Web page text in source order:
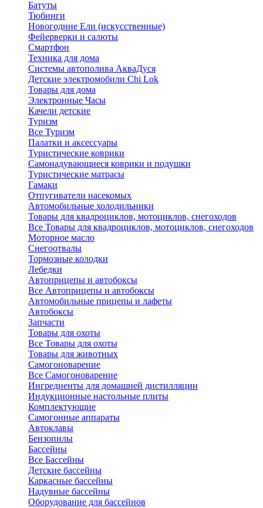
Батуты
Тюбинги
Новогодние Ели (искусственные)
Фейерверки и салюты
Смартфон
Техника для дома
Системы автополива АкваДуся
Детские электромобили Chi Lok
Товары для дома
Электронные Часы
Качели детские
Туризм
Все Туризм
Палатки и аксессуары
Туристические коврики
Самонадувающиеся коврики и подушки
Туристические матрасы
Гамаки
Отпугиватели насекомых
Автомобильные холодильники
Товары для квадроциклов, мотоциклов, снегоходов
Все Товары для квадроциклов, мотоциклов, снегоходов
Моторное масло
Снегоотвалы
Тормозные колодки
Лебедки
Автоприцепы и автобоксы
Все Автоприцепы и автобоксы
Автомобильные прицепы и лафеты
Автобоксы
Запчасти
Товары для охоты
Все Товары для охоты
Товары для животных
Самогоноварение
Все Самогоноварение
Ингредиенты для домашней дистилляции
Индукционные настольные плиты
Комплектующие
Самогонные аппараты
Автоклавы
Бензопилы
Бассейны
Все Бассейны
Детские бассейны
Каркасные бассейны
Надувные бассейны
Оборудование для бассейнов